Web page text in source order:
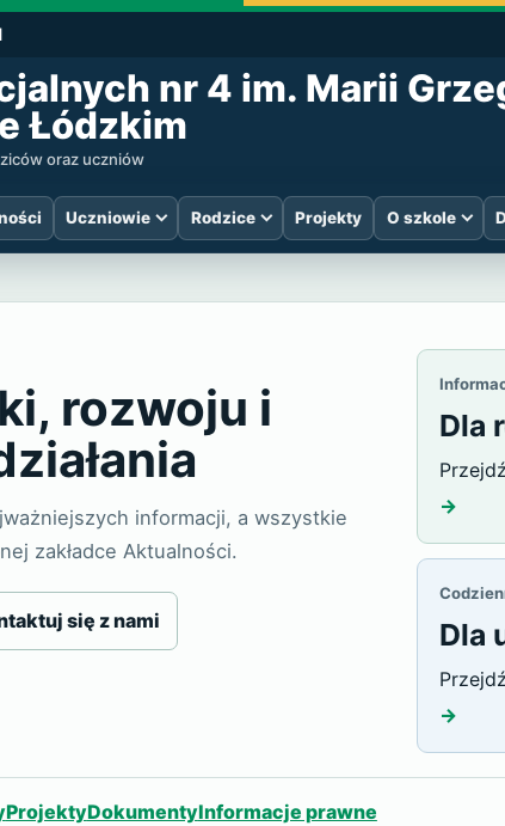
nr 4 im. Marii
Łódzkim
oraz uczniów
Uczniowie Rodzice Projekty O szkole
rozwoju i
informacji, a wszystkie
zakładce Aktualności.
się z nami
Dla
→
Dla
→
ProjektyDokumentyInformacje prawne